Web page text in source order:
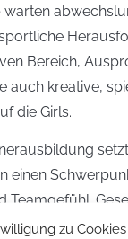
zu
warten
Bereich,
auch kreative,
die Girls.
einen
Teamgefühl.
„Sport mit